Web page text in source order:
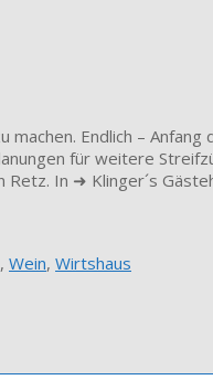
Endlich –
für weitere
In ➜ Klinger´s
, Wein, Wirtshaus